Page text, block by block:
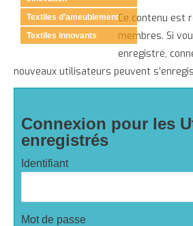
Textiles d’ameublement
Textiles innovants
Ce contenu est
membres. Si
enregistré,
nouveaux utilisateurs peuvent
Connexion pour les
enregistrés
Identifiant
Mot de passe